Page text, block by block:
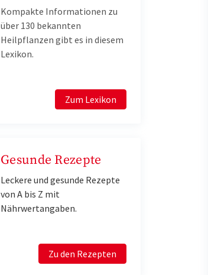
Kompakte Informationen zu
über 130 bekannten
Heilpflanzen gibt es in diesem
Lexikon.
Zum Lexikon
Gesunde Rezepte
Leckere und gesunde Rezepte
von A bis Z mit
Nährwertangaben.
Zu den Rezepten